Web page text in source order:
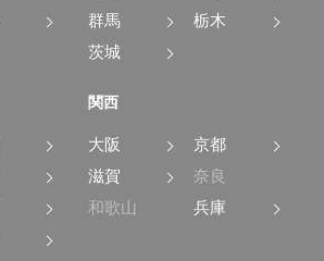
群馬
栃木
茨城
関西
大阪
京都
滋賀
奈良
和歌山
兵庫